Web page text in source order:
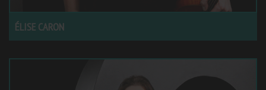
ÉLISE CARON